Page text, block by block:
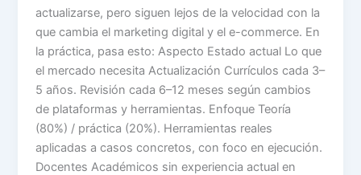
actualizarse, pero siguen lejos de la velocidad con la
que cambia el marketing digital y el e-commerce. En
la práctica, pasa esto: Aspecto Estado actual Lo que
el mercado necesita Actualización Currículos cada 3–
5 años. Revisión cada 6–12 meses según cambios
de plataformas y herramientas. Enfoque Teoría
(80%) / práctica (20%). Herramientas reales
aplicadas a casos concretos, con foco en ejecución.
Docentes Académicos sin experiencia actual en